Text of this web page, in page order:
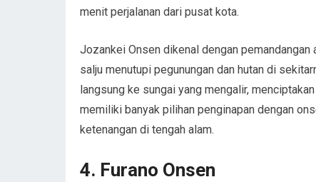
menit perjalanan dari pusat kota.
Jozankei Onsen dikenal dengan
salju menutupi pegunungan dan hutan di
langsung ke sungai yang mengalir,
memiliki banyak pilihan penginapan dengan
ketenangan di tengah alam.
4. Furano Onsen